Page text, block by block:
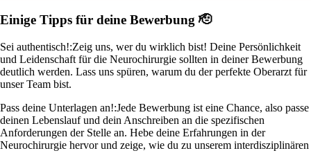
Einige Tipps für deine Bewerbung 🫡
Sei authentisch!:Zeig uns, wer du wirklich bist! Deine Persönlichkeit
und Leidenschaft für die Neurochirurgie sollten in deiner Bewerbung
deutlich werden. Lass uns spüren, warum du der perfekte Oberarzt für
unser Team bist.
Pass deine Unterlagen an!:Jede Bewerbung ist eine Chance, also passe
deinen Lebenslauf und dein Anschreiben an die spezifischen
Anforderungen der Stelle an. Hebe deine Erfahrungen in der
Neurochirurgie hervor und zeige, wie du zu unserem interdisziplinären